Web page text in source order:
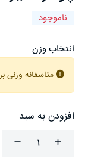
ناموجود
انتخاب وزن
متاسفانه
افزودن به سبد